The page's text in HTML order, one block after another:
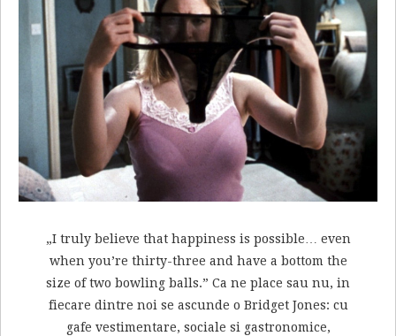
„I truly believe that happiness is possible… even
when you’re thirty-three and have a bottom the
size of two bowling balls.” Ca ne place sau nu, in
fiecare dintre noi se ascunde o Bridget Jones: cu
gafe vestimentare, sociale si gastronomice,